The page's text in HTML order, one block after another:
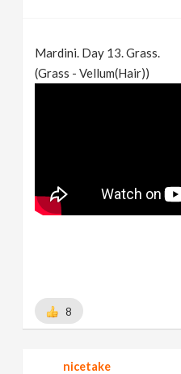
Mardini. Day 13. Grass.
(Grass - Vellum(Hair))
8
nicetake